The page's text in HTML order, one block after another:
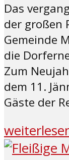
Das
der großen
Gemeinde
die
Zum
dem 11.
Gäste der